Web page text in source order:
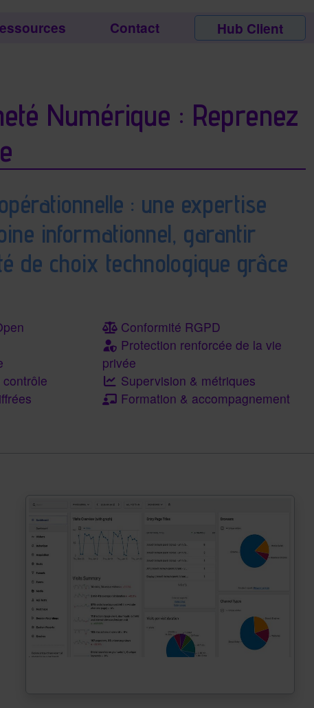
Contact Hub Client
Numérique : Reprenez
: une expertise
informationnel, garantir
de choix technologique grâce
Conformité RGPD
Protection renforcée de la vie
privée
Supervision & métriques
Formation & accompagnement